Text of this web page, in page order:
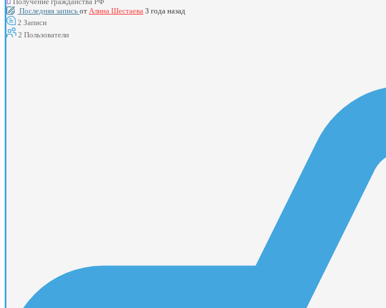
Последняя запись от Алина Шестаева 3 года назад
2 Записи
2 Пользователи